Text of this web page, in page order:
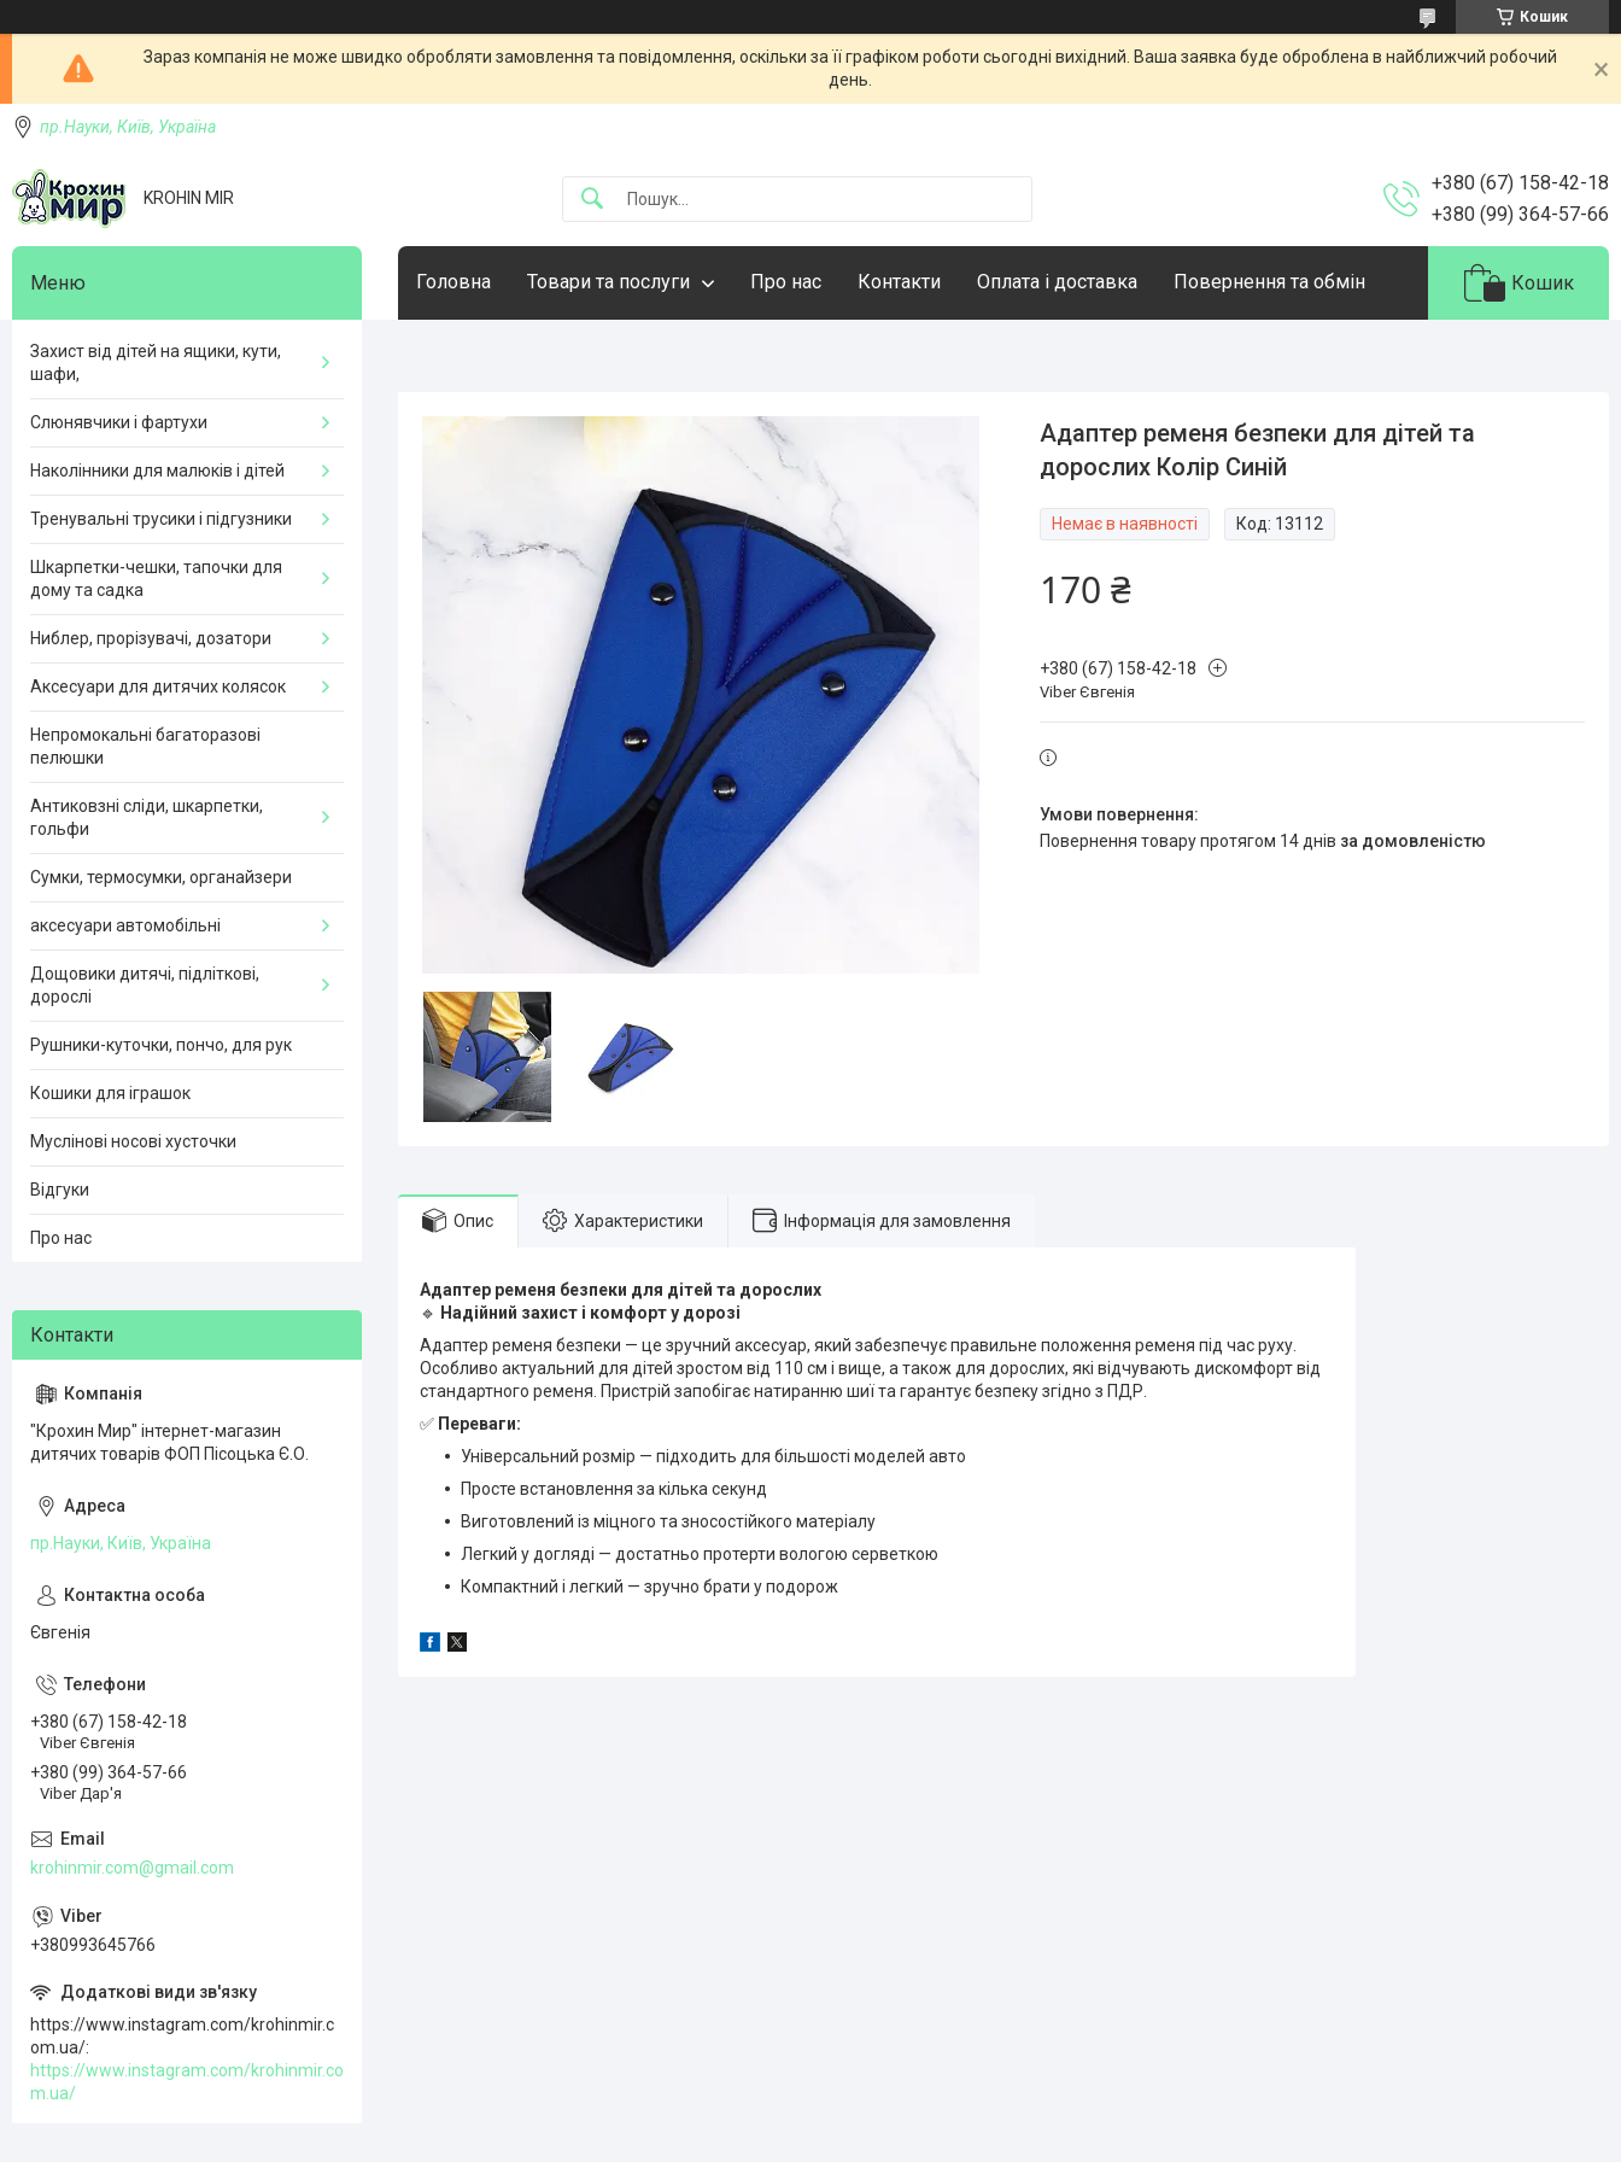
Кошик
Зараз компанія не може швидко обробляти замовлення та повідомлення, оскільки за її графіком роботи сьогодні вихідний. Ваша заявка буде оброблена в найближчий робочий
день.
пр.Науки, Київ, Україна
KROHIN MIR
+380 (67) 158-42-18
+380 (99) 364-57-66
Головна Товари та послуги Про нас Контакти Оплата і доставка Повернення та обмін Кошик
Адаптер ременя безпеки для дітей та
дорослих Колір Синій
Немає в наявності Код: 13112
170 ₴
+380 (67) 158-42-18
Viber Євгенія
повернення товару протягом 14 днів за домовленістю
Опис Характеристики Інформація для замовлення
Адаптер ременя безпеки для дітей та дорослих
🔹 Надійний захист і комфорт у дорозі
Адаптер ременя безпеки — це зручний аксесуар, який забезпечує правильне положення ременя під час руху.
Особливо актуальний для дітей зростом від 110 см і вище, а також для дорослих, які відчувають дискомфорт від
стандартного ременя. Пристрій запобігає натиранню шиї та гарантує безпеку згідно з ПДР.
✅ Переваги:
Універсальний розмір — підходить для більшості моделей авто
Просте встановлення за кілька секунд
Виготовлений із міцного та зносостійкого матеріалу
Легкий у догляді — достатньо протерти вологою серветкою
Компактний і легкий — зручно брати у подорож
Захист від дітей на ящики, кути,
шафи,
Слюнявчики і фартухи
Наколінники для малюків і дітей
Тренувальні трусики і підгузники
Шкарпетки-чешки, тапочки для
дому та садка
Ниблер, прорізувачі, дозатори
Аксесуари для дитячих колясок
Непромокальні багаторазові
пелюшки
Антиковзні сліди, шкарпетки,
гольфи
Сумки, термосумки, органайзери
аксесуари автомобільні
Дощовики дитячі, підліткові,
дорослі
Рушники-куточки, пончо, для рук
Кошики для іграшок
Муслінові носові хусточки
Відгуки
Про нас
"Крохин Мир" інтернет-магазин
дитячих товарів ФОП Пісоцька Є.О.
пр.Науки, Київ, Україна
Євгенія
+380 (67) 158-42-18
Viber Євгенія
+380 (99) 364-57-66
Viber Дар'я
krohinmir.com@gmail.com
+380993645766
https://www.instagram.com/krohinmir.c
om.ua/
https://www.instagram.com/krohinmir.co
m.ua/